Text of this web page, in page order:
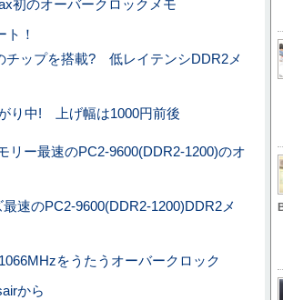
初のオーバークロックメモ
ト！
チップを搭載? 低レイテンシDDR2メ
り中! 上げ幅は1000円前後
ー最速のPC2-9600(DDR2-1200)のオ
最速のPC2-9600(DDR2-1200)DDR2メ
をうたうオーバークロック
から